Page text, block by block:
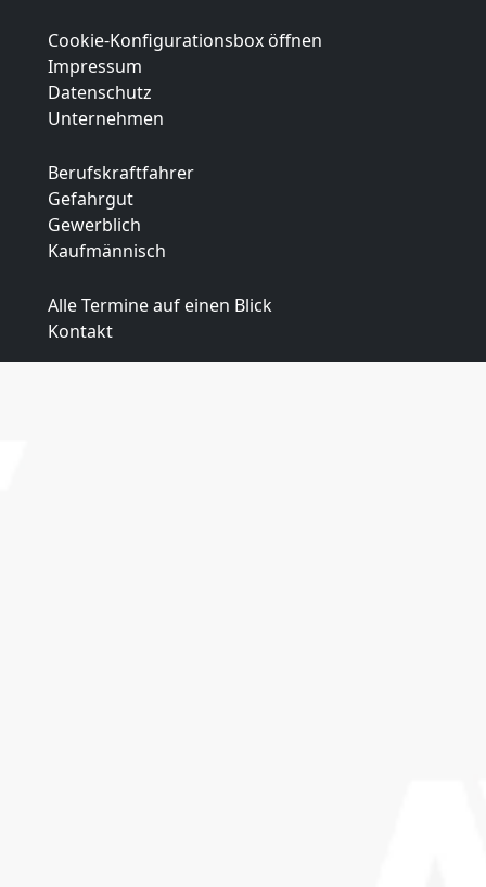
Cookie-Konfigurationsbox öffnen
Impressum
Datenschutz
Unternehmen
Berufskraftfahrer
Gefahrgut
Gewerblich
Kaufmännisch
Alle Termine auf einen Blick
Kontakt